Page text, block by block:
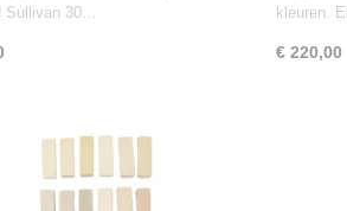
Sullivan 30…
kleuren.
€ 220,00